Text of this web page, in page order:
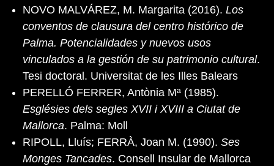
NOVO MALVÁREZ, M. Margarita (2016). Los
conventos de clausura del centro histórico de
Palma. Potencialidades y nuevos usos
vinculados a la gestión de su patrimonio cultural.
Tesi doctoral. Universitat de les Illes Balears
PERELLÓ FERRER, Antònia Mª (1985).
Esglésies dels segles XVII i XVIII a Ciutat de
Mallorca. Palma: Moll
RIPOLL, Lluís; FERRÀ, Joan M. (1990). Ses
Monges Tancades. Consell Insular de Mallorca